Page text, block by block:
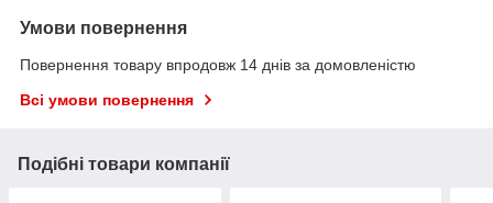
Умови повернення
Повернення товару впродовж 14 днів за домовленістю
Всі умови повернення
Подібні товари компанії